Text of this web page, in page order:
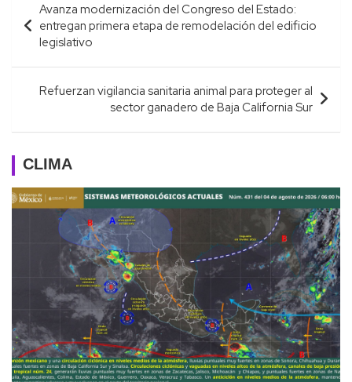
de
entradas
Avanza modernización del Congreso del Estado:
entregan primera etapa de remodelación del edificio
legislativo
Refuerzan vigilancia sanitaria animal para proteger al
sector ganadero de Baja California Sur
CLIMA